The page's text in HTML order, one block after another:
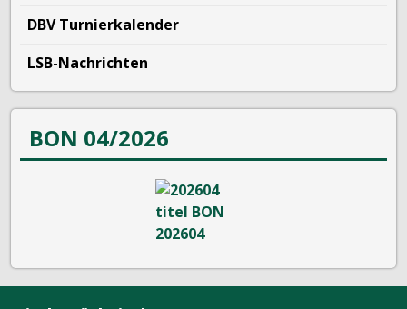
DBV Turnierkalender
LSB-Nachrichten
BON 04/2026